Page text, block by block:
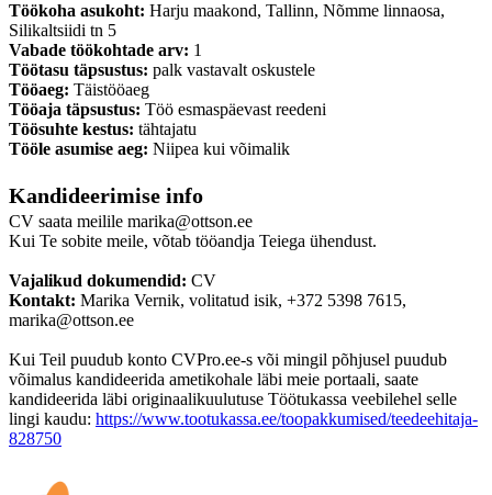
Töökoha asukoht: Harju maakond, Tallinn, Nõmme linnaosa,
Silikaltsiidi tn 5
Vabade töökohtade arv: 1
Töötasu täpsustus: palk vastavalt oskustele
Tööaeg: Täistööaeg
Tööaja täpsustus: Töö esmaspäevast reedeni
Töösuhte kestus: tähtajatu
Tööle asumise aeg: Niipea kui võimalik
Kandideerimise info
CV saata meilile marika@ottson.ee
Kui Te sobite meile, võtab tööandja Teiega ühendust.
Vajalikud dokumendid: CV
Kontakt: Marika Vernik, volitatud isik, +372 5398 7615,
marika@ottson.ee
Kui Teil puudub konto CVPro.ee-s või mingil põhjusel puudub
võimalus kandideerida ametikohale läbi meie portaali, saate
kandideerida läbi originaalikuulutuse Töötukassa veebilehel selle
lingi kaudu: https://www.tootukassa.ee/toopakkumised/teedeehitaja-
828750